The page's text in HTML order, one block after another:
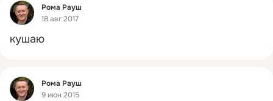
Фид
Рома Рауш
18 авг 2017
кушаю
Фид
Рома Рауш
9 июн 2015